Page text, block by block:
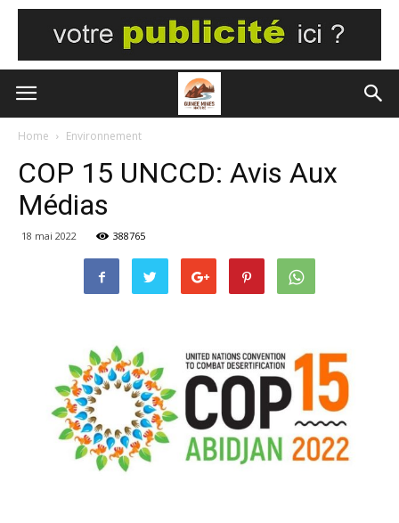
Home Environnement
COP 15 UNCCD: Avis Aux
Médias
18 mai 2022 388765